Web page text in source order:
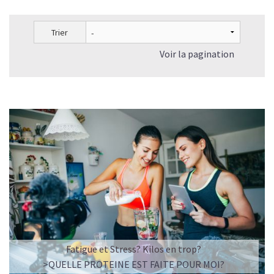
Trier
Voir la pagination
Fatigue et Stress? Kilos en trop?
>QUELLE PROTEINE EST FAITE POUR MOI?